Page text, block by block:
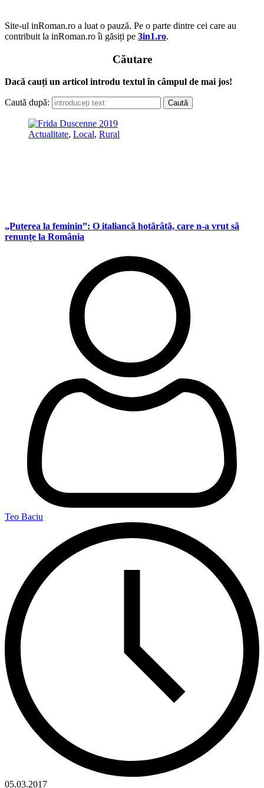
Site-ul inRoman.ro a luat o pauză. Pe o parte dintre cei care au
contribuit la inRoman.ro îi găsiți pe 3in1.ro.
Căutare
Dacă cauți un articol introdu textul în câmpul de mai jos!
Caută după:
Actualitate, Local, Rural
„Puterea la feminin”: O italiancă hotărâtă, care n-a vrut să
renunțe la România
Teo Baciu
05.03.2017